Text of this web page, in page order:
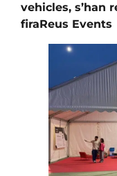
vehicles, s’han
firaReus Events